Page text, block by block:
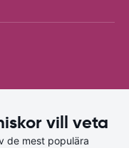
vill veta
de mest populära